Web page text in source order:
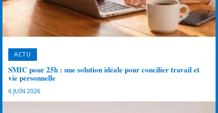
ACTU
SMIC pour 25h : une solution idéale pour concilier travail et
vie personnelle
6 JUIN 2026